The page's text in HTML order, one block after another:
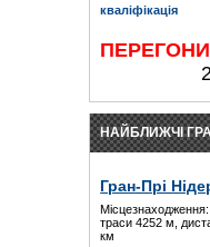
кваліфікація
ПЕРЕГОНИ
НАЙБЛИЖЧІ
Гран-Прі
траси 4252 м,
км